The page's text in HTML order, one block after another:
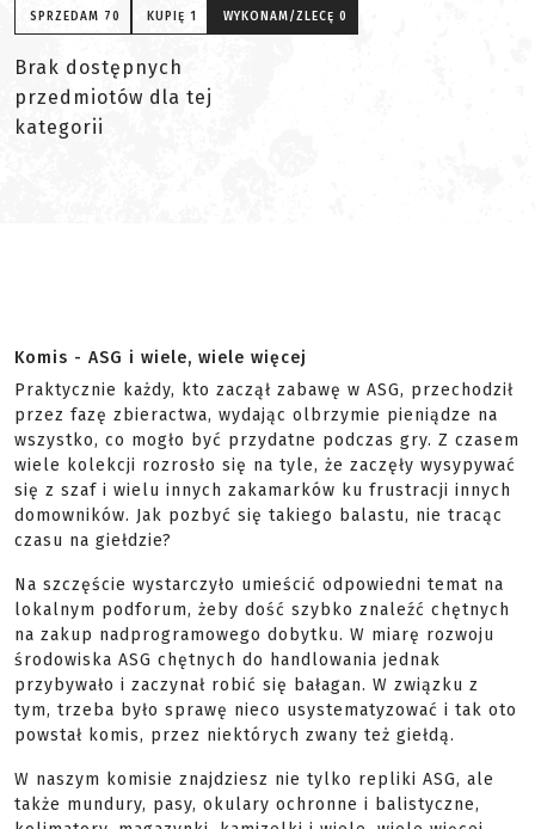
SPRZEDAM 70 KUPIĘ 1 WYKONAM/ZLECĘ 0
Brak dostępnych
przedmiotów dla tej
kategorii
Komis - ASG i wiele, wiele więcej
Praktycznie każdy, kto zaczął zabawę w ASG, przechodził
przez fazę zbieractwa, wydając olbrzymie pieniądze na
wszystko, co mogło być przydatne podczas gry. Z czasem
wiele kolekcji rozrosło się na tyle, że zaczęły wysypywać
się z szaf i wielu innych zakamarków ku frustracji innych
domowników. Jak pozbyć się takiego balastu, nie tracąc
czasu na giełdzie?
Na szczęście wystarczyło umieścić odpowiedni temat na
lokalnym podforum, żeby dość szybko znaleźć chętnych
na zakup nadprogramowego dobytku. W miarę rozwoju
środowiska ASG chętnych do handlowania jednak
przybywało i zaczynał robić się bałagan. W związku z
tym, trzeba było sprawę nieco usystematyzować i tak oto
powstał komis, przez niektórych zwany też giełdą.
W naszym komisie znajdziesz nie tylko repliki ASG, ale
także mundury, pasy, okulary ochronne i balistyczne,